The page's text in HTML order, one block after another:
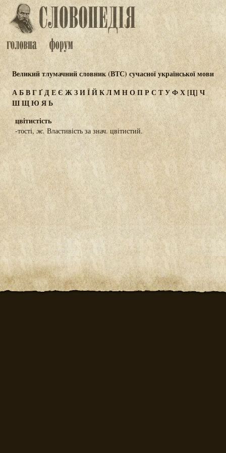
Великий тлумачний словник (ВТС) сучасної української мови
АБВГҐДЕЄ ЖЗИЇЙКЛМНОПРС ТУФХ [Ц] Ч
ШЩЮЯЬ
цвітистість
-тості, ж. Властивість за знач. цвітистий.